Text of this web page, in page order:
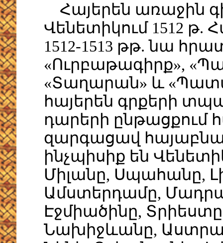
Հայերեն առաջին
Վենետիկում 1512
1512-1513 թթ. նա
«Ուրբաթագիրք»,
«Տաղարան» և
հայերեն գրքերի
դարերի ընթացքում
զարգացավ
ինչպիսիք են
Միլանը, Սպահանը,
Ամստերդամը,
Էջմիածինը,
Նախիջևանը,